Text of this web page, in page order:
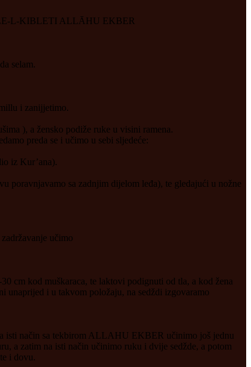
L-KIBLETI ALLĀHU EKBER
selam.
i zanijjetimo.
), a žensko podiže ruke u visini ramena.
preda se i učimo u sebi sljedeće:
iz Kur’ana).
poravnjavamo sa zadnjim dijelom leđa), te gledajući u nožne
učimo
cm kod muškaraca, te laktovi podignuti od tla, a kod žena
unaprijed i u takvom položaju, na sedždi izgovaramo
isti način sa tekbirom ALLAHU EKBER učinimo još jednu
a zatim na isti način učinimo ruku i dvije sedžde, a potom
i dovu.